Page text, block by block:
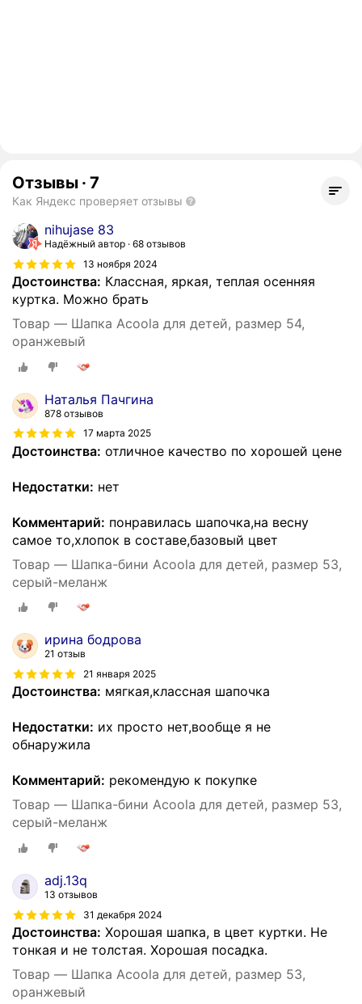
Отзывы · 7
Как Яндекс проверяет отзывы
nihujase 83
Надёжный автор 68 отзывов
13 ноября 2024
Достоинства: Классная, яркая, теплая осенняя
куртка. Можно брать
Товар — Шапка Acoola для детей, размер 54,
оранжевый
Наталья Пачгина
878 отзывов
17 марта 2025
Достоинства: отличное качество по хорошей цене
Недостатки: нет
Комментарий: понравилась шапочка,на весну
самое то,хлопок в составе,базовый цвет
Товар — Шапка-бини Acoola для детей, размер 53,
серый-меланж
ирина бодрова
21 отзыв
21 января 2025
Достоинства: мягкая,классная шапочка
Недостатки: их просто нет,вообще я не
обнаружила
Комментарий: рекомендую к покупке
Товар — Шапка-бини Acoola для детей, размер 53,
серый-меланж
adj.13q
13 отзывов
31 декабря 2024
Достоинства: Хорошая шапка, в цвет куртки. Не
тонкая и не толстая. Хорошая посадка.
Товар — Шапка Acoola для детей, размер 53,
оранжевый